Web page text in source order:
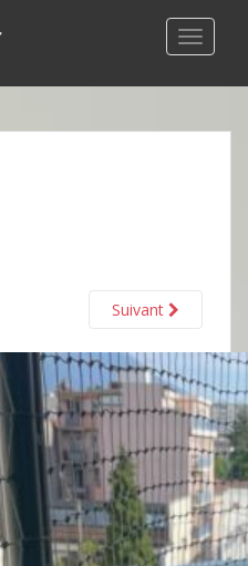
Toggle
Suivant